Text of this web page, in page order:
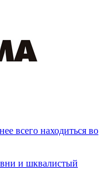
всего находиться во
и шквалистый